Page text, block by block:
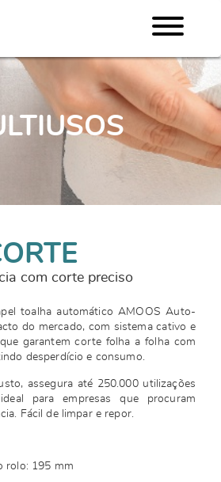
com corte preciso
toalha automático AMOOS Auto-
do mercado, com sistema cativo e
garantem corte folha a folha com
desperdício e consumo.
assegura até 250.000 utilizações
para empresas que procuram
Fácil de limpar e repor.
rolo: 195 mm